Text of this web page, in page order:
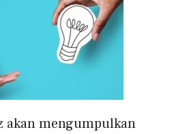
akan mengumpulkan